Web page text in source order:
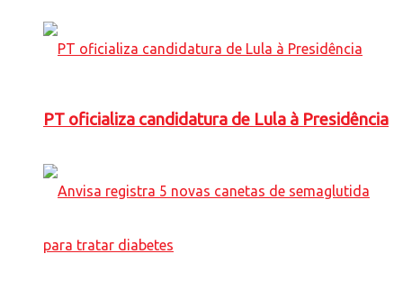
PT oficializa candidatura de Lula à Presidência